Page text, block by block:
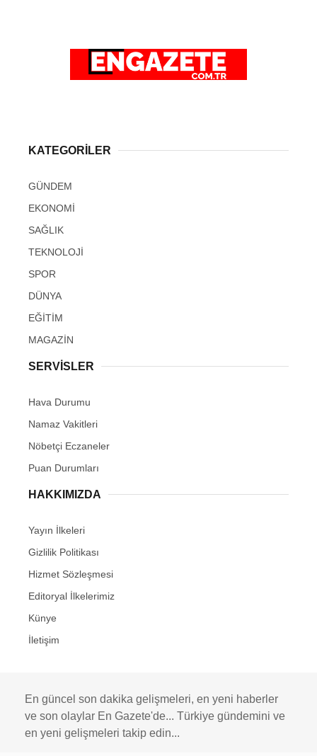
KATEGORİLER
GÜNDEM
EKONOMİ
SAĞLIK
TEKNOLOJİ
SPOR
DÜNYA
EĞİTİM
MAGAZİN
SERVİSLER
Hava Durumu
Namaz Vakitleri
Nöbetçi Eczaneler
Puan Durumları
HAKKIMIZDA
Yayın İlkeleri
Gizlilik Politikası
Hizmet Sözleşmesi
Editoryal İlkelerimiz
Künye
İletişim
En güncel son dakika gelişmeleri, en yeni haberler
ve son olaylar En Gazete'de... Türkiye gündemini ve
en yeni gelişmeleri takip edin...